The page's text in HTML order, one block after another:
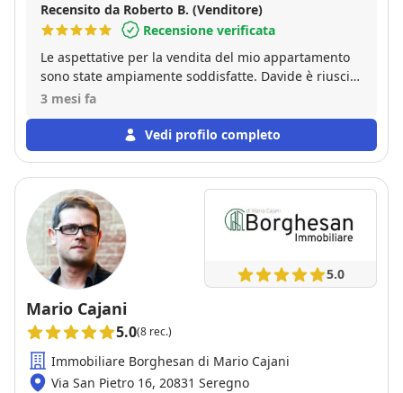
Recensito da Roberto B. (Venditore)
Recensione verificata
Le aspettative per la vendita del mio appartamento
sono state ampiamente soddisfatte. Davide è riuscito
a vendere l’immobile a un prezzo molto vicino a
e competenza. L’organizzazione è stata impeccabile:
dai volantini alla descrizione dettagliata
rappresentavano fedelmente la luminosità
dell’appartamento. Inoltre, è riuscito a organizzare
numerosi appuntamenti in tempi davvero brevi.
Davide è un agente immobiliare attento a ogni
singolo dettaglio, sempre orientato a soddisfare al
meglio le esigenze del cliente. Se state pensando di
vendere il vostro appartamento, affidatevi a lui: ne
uscirete sicuramente soddisfatti.
3 mesi fa
Vedi profilo completo
5.0
Mario Cajani
5.0(8 rec.)
Immobiliare Borghesan di Mario Cajani
Via San Pietro 16, 20831 Seregno